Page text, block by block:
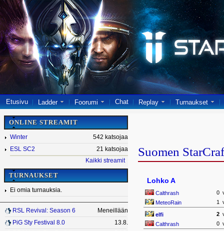
Etusivu Ladder Foorumi Chat Replay Turnaukset
ONLINE STREAMIT
Winter
542 katsojaa
ESL SC2
21 katsojaa
Kaikki streamit
TURNAUKSET
Ei omia turnauksia.
RSL Revival: Season 6
Meneillään
PiG Sty Festival 8.0
13.8.
Suomen
Lohko A
Calthrash 0
MeteoRain
1
elfi 2
Calthrash
0